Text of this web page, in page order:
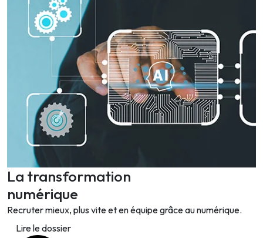
La transformation
numérique
Recruter mieux, plus vite et en équipe grâce au numérique.
Lire le dossier